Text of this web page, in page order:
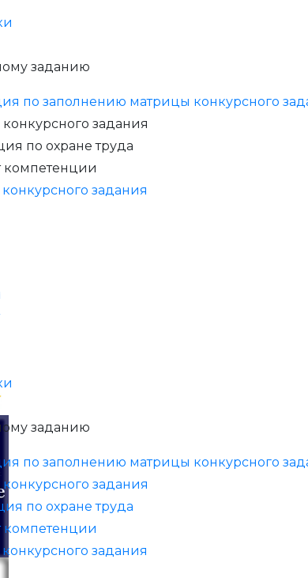
заданию
по заполнению матрицы конкурсного
задания
по охране труда
компетенции
задания
заданию
по заполнению матрицы конкурсного
задания
по охране труда
компетенции
задания